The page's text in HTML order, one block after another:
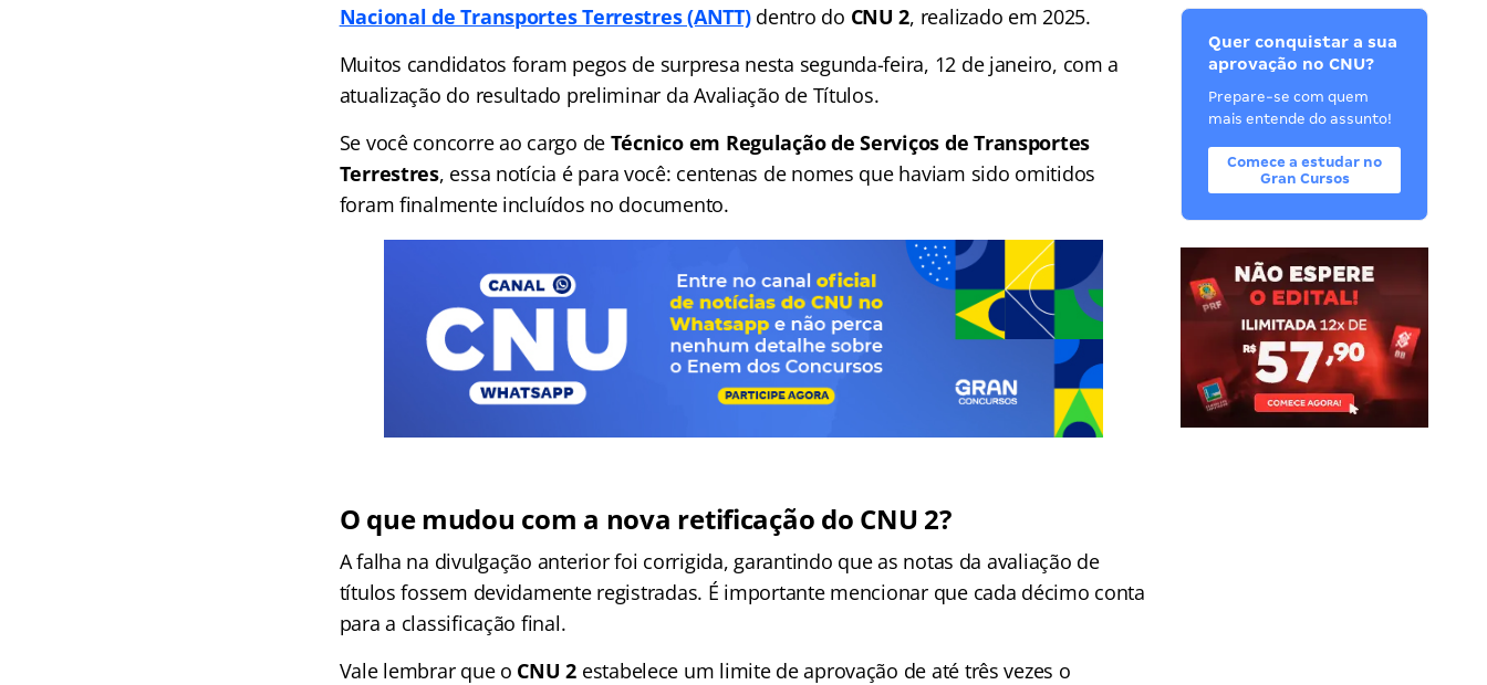
Nacional de Transportes Terrestres (ANTT)dentro do CNU 2, realizado em 2025.
Muitos candidatos foram pegos de surpresa nesta segunda-feira, 12 de janeiro, com a
atualização do resultado preliminar da Avaliação de Títulos.
Se você concorre ao cargo de Técnico em Regulação de Serviços de Transportes
Terrestres, essa notícia é para você: centenas de nomes que haviam sido omitidos
foram finalmente incluídos no documento.
O que mudou com a nova retificação do CNU 2?
A falha na divulgação anterior foi corrigida, garantindo que as notas da avaliação de
títulos fossem devidamente registradas. É importante mencionar que cada décimo conta
para a classificação final.
Vale lembrar que o CNU 2 estabelece um limite de aprovação de até três vezes o
Quer conquistar a sua
aprovação no CNU?
Prepare-se com quem
mais entende do assunto!
Comece a estudar no
Gran Cursos